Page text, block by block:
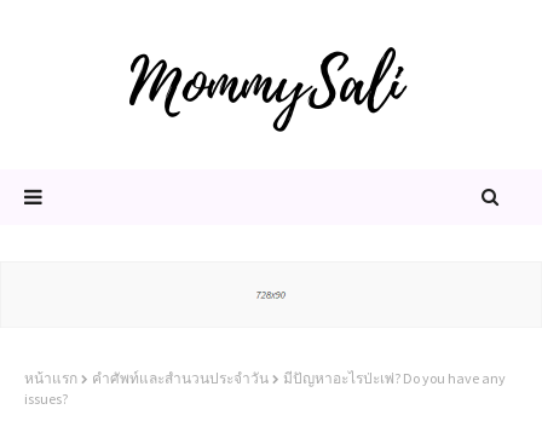
หน้าแรก คำศัพท์และสำนวนประจำวัน
มีปัญหาอะไรป่ะเพ่? Do you have any
issues?